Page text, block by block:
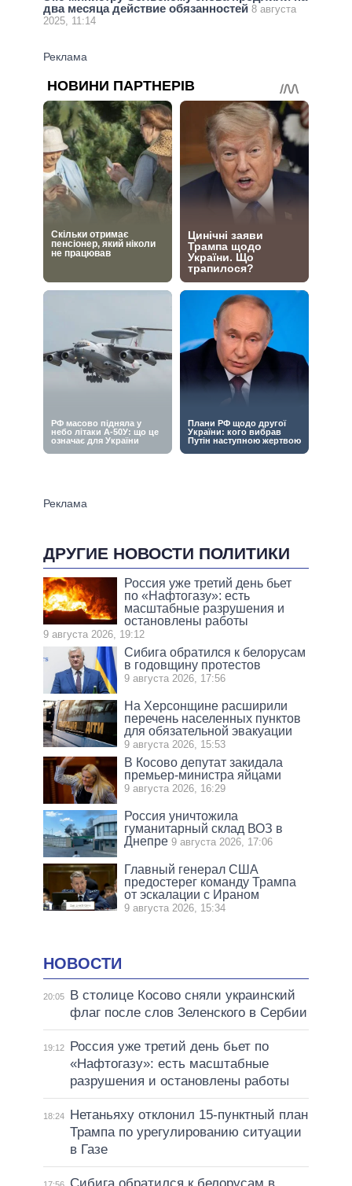
два месяца действие обязанностей 8 августа
2025, 11:14
ДРУГИЕ НОВОСТИ ПОЛИТИКИ
Россия уже третий день бьет
по «Нафтогазу»: есть
масштабные разрушения и
остановлены работы
9 августа 2026, 19:12
Сибига обратился к белорусам
в годовщину протестов
9 августа 2026, 17:56
На Херсонщине расширили
перечень населенных пунктов
для обязательной эвакуации
9 августа 2026, 15:53
В Косово депутат закидала
премьер-министра яйцами
9 августа 2026, 16:29
Россия уничтожила
гуманитарный склад ВОЗ в
Днепре 9 августа 2026, 17:06
Главный генерал США
предостерег команду Трампа
от эскалации с Ираном
9 августа 2026, 15:34
НОВОСТИ
20:05
В столице Косово сняли украинский
флаг после слов Зеленского в Сербии
19:12
Россия уже третий день бьет по
«Нафтогазу»: есть масштабные
разрушения и остановлены работы
18:24
Нетаньяху отклонил 15-пунктный план
Трампа по урегулированию ситуации
в Газе